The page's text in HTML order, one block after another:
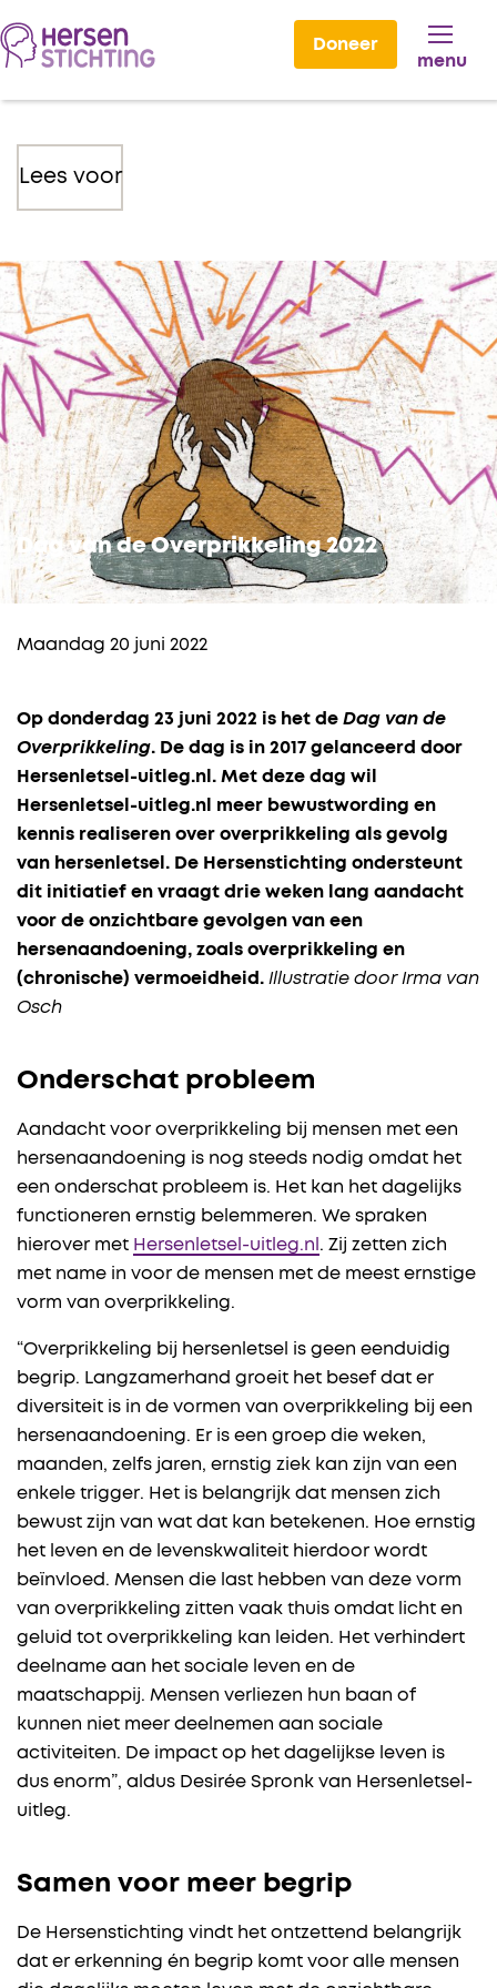
Doneer
menu
Lees voor
Dag van de Overprikkeling 2022
Maandag 20 juni 2022
Op donderdag 23 juni 2022 is het de Dag van de
Overprikkeling. De dag is in 2017 gelanceerd door
Hersenletsel-uitleg.nl. Met deze dag wil
Hersenletsel-uitleg.nl meer bewustwording en
kennis realiseren over overprikkeling als gevolg
van hersenletsel. De Hersenstichting ondersteunt
dit initiatief en vraagt drie weken lang aandacht
voor de onzichtbare gevolgen van een
hersenaandoening, zoals overprikkeling en
(chronische) vermoeidheid. Illustratie door Irma van
Osch
Onderschat probleem
Aandacht voor overprikkeling bij mensen met een
hersenaandoening is nog steeds nodig omdat het
een onderschat probleem is. Het kan het dagelijks
functioneren ernstig belemmeren. We spraken
hierover met Hersenletsel-uitleg.nl . Zij zetten zich
met name in voor de mensen met de meest ernstige
vorm van overprikkeling.
“Overprikkeling bij hersenletsel is geen eenduidig
begrip. Langzamerhand groeit het besef dat er
diversiteit is in de vormen van overprikkeling bij een
hersenaandoening. Er is een groep die weken,
maanden, zelfs jaren, ernstig ziek kan zijn van een
enkele trigger. Het is belangrijk dat mensen zich
bewust zijn van wat dat kan betekenen. Hoe ernstig
het leven en de levenskwaliteit hierdoor wordt
beïnvloed. Mensen die last hebben van deze vorm
van overprikkeling zitten vaak thuis omdat licht en
geluid tot overprikkeling kan leiden. Het verhindert
deelname aan het sociale leven en de
maatschappij. Mensen verliezen hun baan of
kunnen niet meer deelnemen aan sociale
activiteiten. De impact op het dagelijkse leven is
dus enorm”, aldus Desirée Spronk van Hersenletsel-
uitleg.
Samen voor meer begrip
De Hersenstichting vindt het ontzettend belangrijk
dat er erkenning én begrip komt voor alle mensen